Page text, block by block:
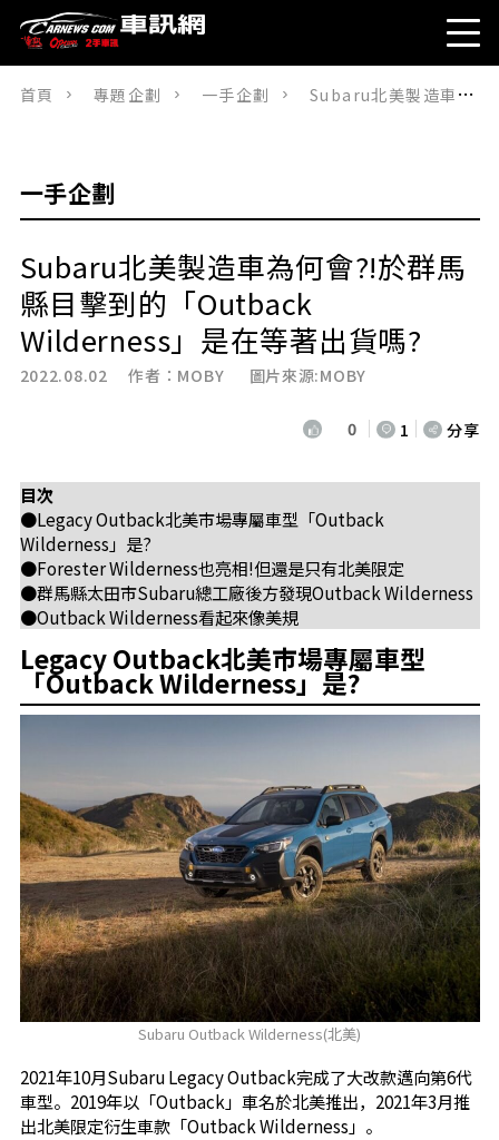
首頁 專題企劃 一手企劃 Subaru北美製造車為何會?!於群馬縣目擊到的「Outback Wilderness」是在等著出貨嗎?
一手企劃
Subaru北美製造車為何會?!於群馬
縣目擊到的「Outback
Wilderness」是在等著出貨嗎?
2022.08.02 作者： MOBY 圖片來源:MOBY
0 1 分享
目次
●Legacy Outback北美市場專屬車型「Outback
Wilderness」是?
●Forester Wilderness也亮相!但還是只有北美限定
●群馬縣太田市Subaru總工廠後方發現Outback Wilderness
●Outback Wilderness看起來像美規
Legacy Outback北美市場專屬車型
「Outback Wilderness」是?
Subaru Outback Wilderness(北美)
2021年10月Subaru Legacy Outback完成了大改款邁向第6代
車型。2019年以「Outback」車名於北美推出，2021年3月推
出北美限定衍生車款「Outback Wilderness」。